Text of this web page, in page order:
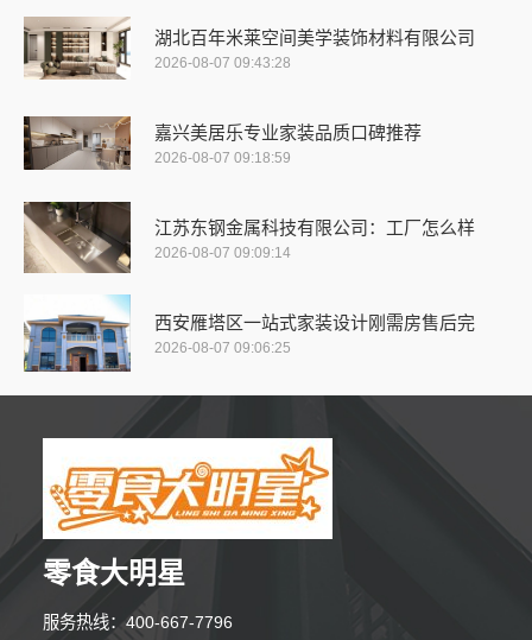
湖北百年米莱空间美学装饰材料有限公司
2026-08-07 09:43:28
嘉兴美居乐专业家装品质口碑推荐
2026-08-07 09:18:59
江苏东钢金属科技有限公司：工厂怎么样
2026-08-07 09:09:14
西安雁塔区一站式家装设计刚需房售后完
2026-08-07 09:06:25
零食大明星
服务热线：400-667-7796